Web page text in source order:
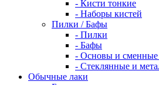
- Кисти тонкие
- Наборы кистей
Пилки / Бафы
- Пилки
- Бафы
- Основы и
- Стеклянные и
Обычные лаки